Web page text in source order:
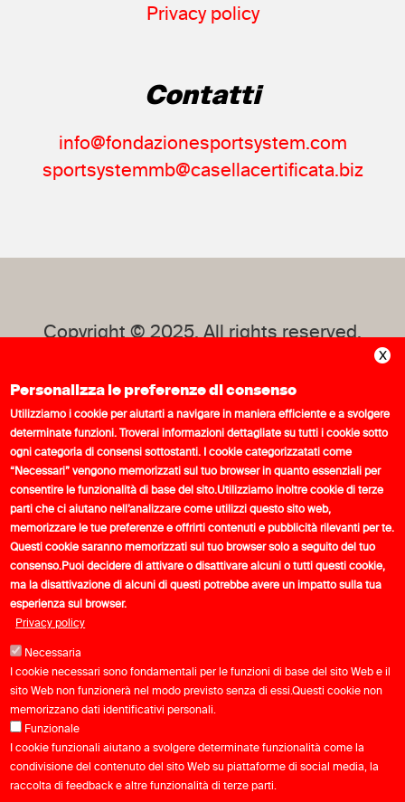
Privacy policy
Contatti
info@fondazionesportsystem.com
sportsystemmb@casellacertificata.biz
Copyright © 2025. All rights reserved.
PROGETTO FINANZIATO NELL’AMBITO DEL
PNRR - FINANZIATO DALL’UNIONE EUROPEA –
NEXT GENERATION EU
INCENTIVO Decreto Direttoriale n. 385 del
19/10/2022
PROT. PROGETTO TOCC0000456
COR 15909762 – CUP C17J23000670008
TOTALE PIANO DI SPESA: € 98.600,00
BENEFICIARIA: FONDAZIONE SPORTSYSTEM -
Personalizza le preferenze di consenso
Utilizziamo i cookie per aiutarti a navigare in maniera efficiente e a svolgere
determinate funzioni. Troverai informazioni dettagliate su tutti i cookie sotto
ogni categoria di consensi sottostanti. I cookie categorizzatati come
“Necessari” vengono memorizzati sul tuo browser in quanto essenziali per
consentire le funzionalità di base del sito.Utilizziamo inoltre cookie di terze
parti che ci aiutano nell’analizzare come utilizzi questo sito web,
memorizzare le tue preferenze e offrirti contenuti e pubblicità rilevanti per te.
Questi cookie saranno memorizzati sul tuo browser solo a seguito del tuo
consenso.Puoi decidere di attivare o disattivare alcuni o tutti questi cookie,
ma la disattivazione di alcuni di questi potrebbe avere un impatto sulla tua
esperienza sul browser.
Privacy policy
Necessaria
I cookie necessari sono fondamentali per le funzioni di base del sito Web e il
sito Web non funzionerà nel modo previsto senza di essi.Questi cookie non
memorizzano dati identificativi personali.
Funzionale
I cookie funzionali aiutano a svolgere determinate funzionalità come la
condivisione del contenuto del sito Web su piattaforme di social media, la
raccolta di feedback e altre funzionalità di terze parti.